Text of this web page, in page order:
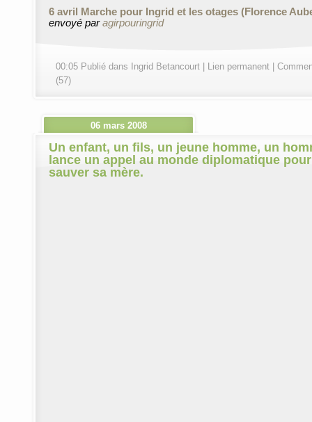
6 avril Marche pour Ingrid et les otages (Florence
envoyé paragirpouringrid
00:05 Publié dans Ingrid Betancourt Lien permanent
(57)
06 mars 2008
Un enfant, un fils, un jeune homme, un
lance un appel au monde diplomatique pour
sauver sa mère.